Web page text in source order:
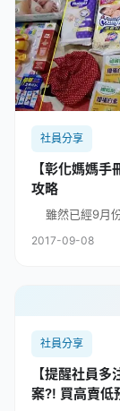
社員分享
【彰化媽媽
攻略
雖然已經9月
2017-09-08
社員分享
【提醒社員
案?! 買高賣低